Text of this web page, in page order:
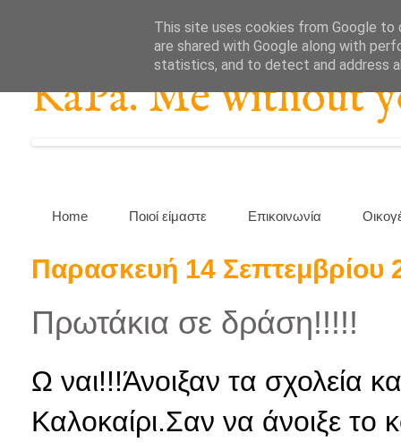
KaPa. Me without
Home Ποιοί είμαστε Επικοινωνία
Παρασκευή 14 Σεπτεμβρίου
Πρωτάκια σε δράση!!!!!
Ω ναι!!!Άνοιξαν τα σχολεία
Καλοκαίρι.Σαν να άνοιξε
This site uses cookies from Google to
are shared with Google along with
statistics, and to detect and address